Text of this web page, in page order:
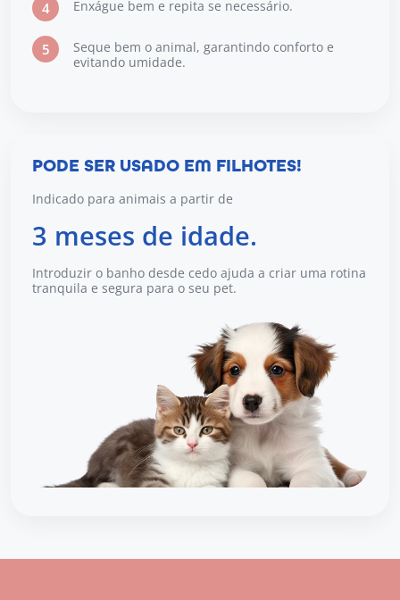
4 Enxágue bem e repita se necessário.
5
Seque bem o animal, garantindo conforto e
evitando umidade.
PODE SER USADO EM FILHOTES!
Indicado para animais a partir de
3 meses de idade.
Introduzir o banho desde cedo ajuda a criar uma rotina
tranquila e segura para o seu pet.